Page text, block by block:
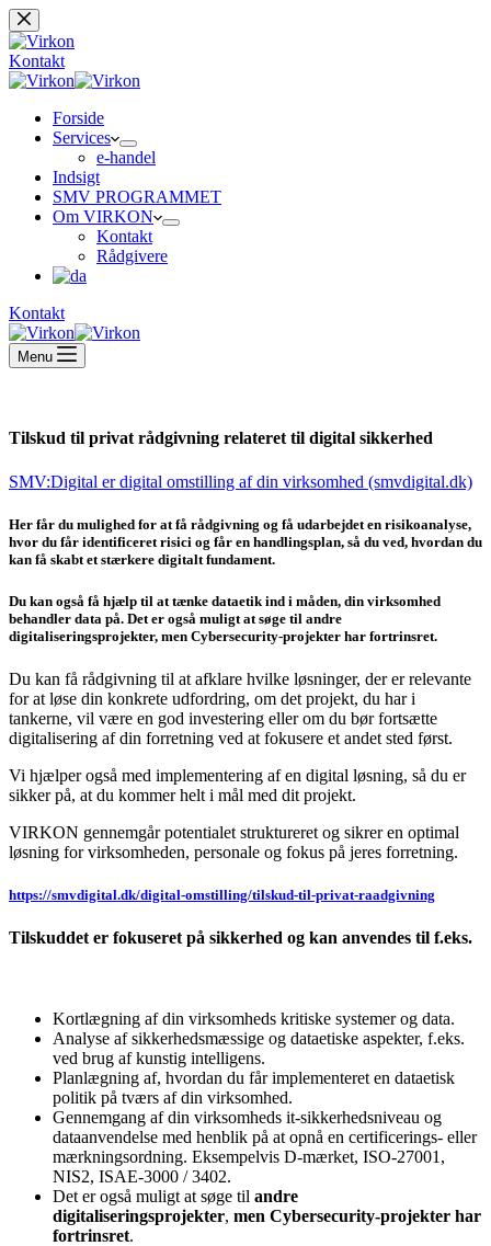
Fortsæt
til
indhold
Kontakt
Forside
Services
e-handel
Indsigt
SMV PROGRAMMET
Om VIRKON
Kontakt
Rådgivere
Kontakt
Menu
Tilskud til privat rådgivning relateret til digital sikkerhed
SMV:Digital er digital omstilling af din virksomhed (smvdigital.dk)
Her får du mulighed for at få rådgivning og få udarbejdet en risikoanalyse,
hvor du får identificeret risici og får en handlingsplan, så du ved, hvordan du
kan få skabt et stærkere digitalt fundament.
Du kan også få hjælp til at tænke dataetik ind i måden, din virksomhed
behandler data på. Det er også muligt at søge til andre
digitaliseringsprojekter, men Cybersecurity-projekter har fortrinsret.
Du kan få rådgivning til at afklare hvilke løsninger, der er relevante
for at løse din konkrete udfordring, om det projekt, du har i
tankerne, vil være en god investering eller om du bør fortsætte
digitalisering af din forretning ved at fokusere et andet sted først.
Vi hjælper også med implementering af en digital løsning, så du er
sikker på, at du kommer helt i mål med dit projekt.
VIRKON gennemgår potentialet struktureret og sikrer en optimal
løsning for virksomheden, personale og fokus på jeres forretning.
https://smvdigital.dk/digital-omstilling/tilskud-til-privat-raadgivning
Tilskuddet er fokuseret på sikkerhed og kan anvendes til f.eks.
Kortlægning af din virksomheds kritiske systemer og data.
Analyse af sikkerhedsmæssige og dataetiske aspekter, f.eks.
ved brug af kunstig intelligens.
Planlægning af, hvordan du får implementeret en dataetisk
politik på tværs af din virksomhed.
Gennemgang af din virksomheds it-sikkerhedsniveau og
dataanvendelse med henblik på at opnå en certificerings- eller
mærkningsordning. Eksempelvis D-mærket, ISO-27001,
NIS2, ISAE-3000 / 3402.
Det er også muligt at søge til andre
digitaliseringsprojekter, men Cybersecurity-projekter har
fortrinsret.